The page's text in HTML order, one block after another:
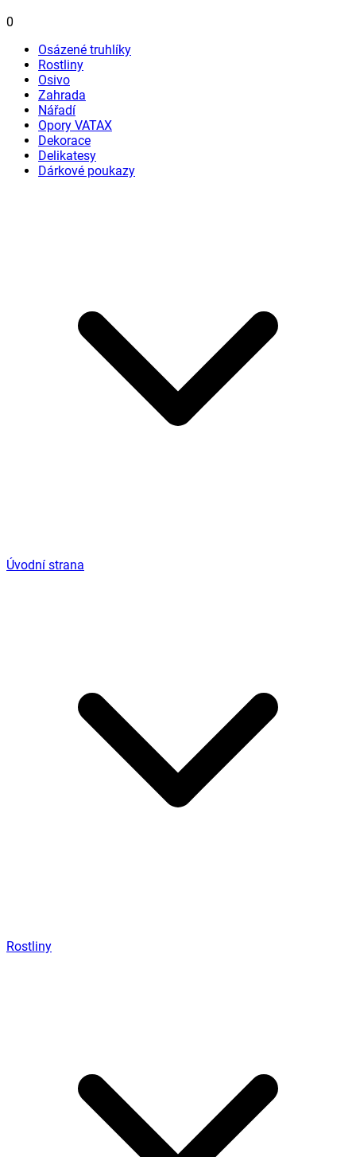
0
Osázené truhlíky
Rostliny
Osivo
Zahrada
Nářadí
Opory VATAX
Dekorace
Delikatesy
Dárkové poukazy
Úvodní strana
Rostliny